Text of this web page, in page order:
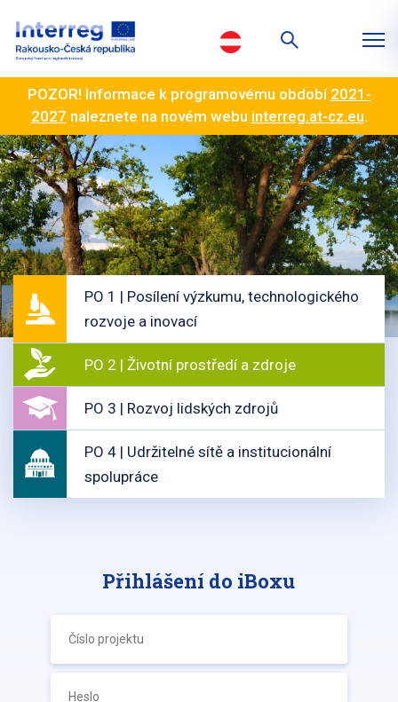
POZOR! Informace k programovému období 2021-
2027 naleznete na novém webu interreg.at-cz.eu.
PO 1 | Posílení výzkumu, technologického
rozvoje a inovací
PO 2 | Životní prostředí a zdroje
PO 3 | Rozvoj lidských zdrojů
PO 4 | Udržitelné sítě a institucionální
spolupráce
Přihlášení do iBoxu